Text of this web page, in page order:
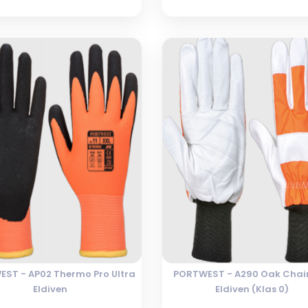
- AP02 Thermo Pro Ultra
Eldiven
PORTWEST - A290 Oak
Eldiven (Klas 0)